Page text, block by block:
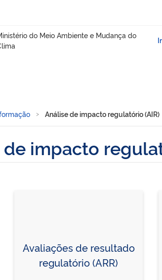
de navegação
Análise de impacto regulatório (AIR)
impacto
Avaliações de resultado
regulatório (ARR)